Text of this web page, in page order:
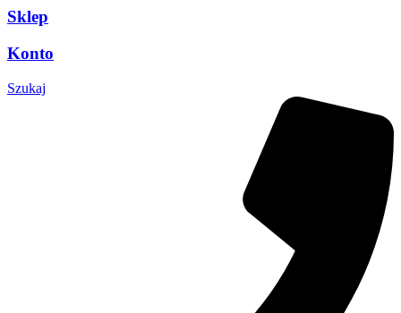
Sklep
Konto
Szukaj